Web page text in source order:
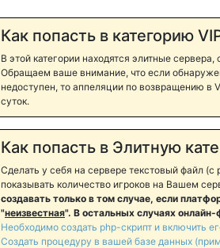
Как попасть в категорию
В этой категории находятся элитные
Обращаем ваше внимание, что если
недоступен, то аппеляции по возвращению в
суток.
Как попасть в Элитную
Сделать у себя на сервере текстовый файл
показывать количество игроков на Вашем
создавать только в том случае, если
"неизвестная". В остальных случаях
Необходимо создать php-скрипт и включить
Создать процедуру в вашей базе данных